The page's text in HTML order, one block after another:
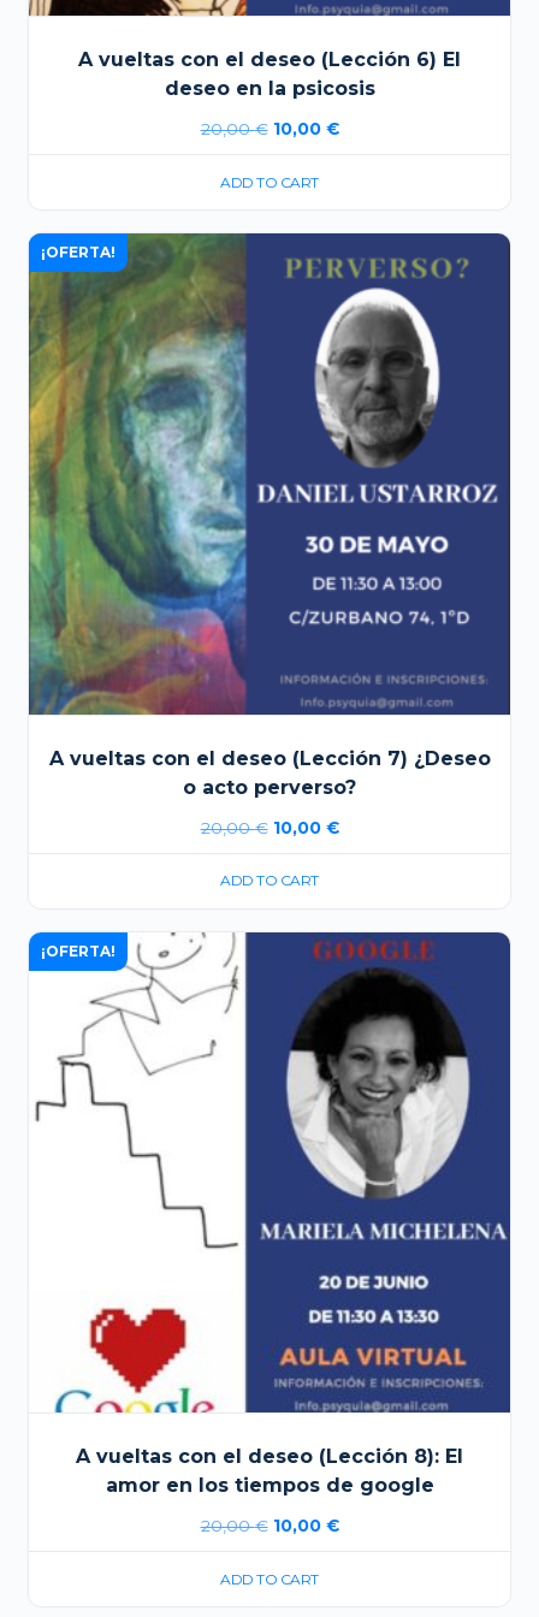
A vueltas con el deseo (Lección 6) El
deseo en la psicosis
20,00€ El
precio
original
20,00 €.
10,00 €El
precio
10,00 €.
ADD TO CART
¡OFERTA!
A vueltas con el deseo (Lección 7) ¿Deseo
o acto perverso?
20,00€ El
precio
original
20,00 €.
10,00 €El
precio
10,00 €.
ADD TO CART
¡OFERTA!
A vueltas con el deseo (Lección 8): El
amor en los tiempos de google
20,00€ El
precio
original
10,00 €El
precio
ADD TO CART